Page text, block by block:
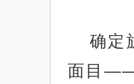
确定
面目——